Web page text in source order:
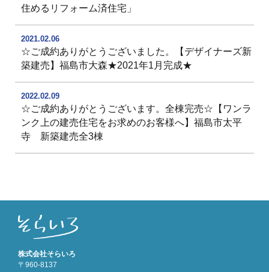
住めるリフォーム済住宅」
2021.02.06
☆ご成約ありがとうございました。【デザイナーズ新
築建売】福島市大森★2021年1月完成★
2022.02.09
☆ご成約ありがとうございます。全棟完売☆【ワンラ
ンク上の建売住宅をお求めのお客様へ】福島市太平
寺 新築建売全3棟
株式会社そらいろ
〒960-8137